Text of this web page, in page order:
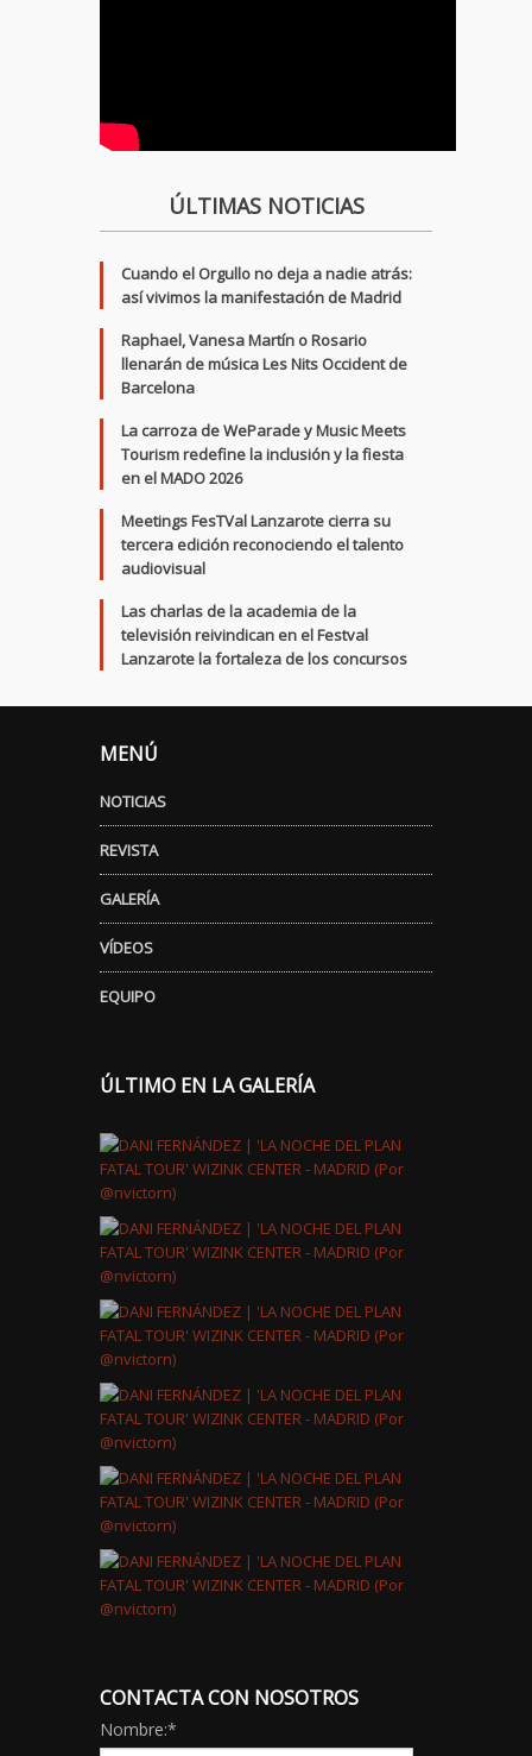
ÚLTIMAS NOTICIAS
Cuando el Orgullo no deja a nadie atrás:
así vivimos la manifestación de Madrid
Raphael, Vanesa Martín o Rosario
llenarán de música Les Nits Occident de
Barcelona
La carroza de WeParade y Music Meets
Tourism redefine la inclusión y la fiesta
en el MADO 2026
Meetings FesTVal Lanzarote cierra su
tercera edición reconociendo el talento
audiovisual
Las charlas de la academia de la
televisión reivindican en el Festval
Lanzarote la fortaleza de los concursos
MENÚ
NOTICIAS
REVISTA
GALERÍA
VÍDEOS
EQUIPO
ÚLTIMO EN LA GALERÍA
CONTACTA CON NOSOTROS
Nombre:*